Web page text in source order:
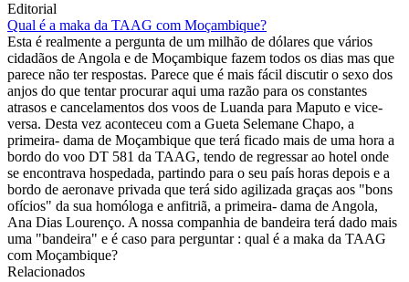
Editorial
Qual é a maka da TAAG com Moçambique?
Esta é realmente a pergunta de um milhão de dólares que vários
cidadãos de Angola e de Moçambique fazem todos os dias mas que
parece não ter respostas. Parece que é mais fácil discutir o sexo dos
anjos do que tentar procurar aqui uma razão para os constantes
atrasos e cancelamentos dos voos de Luanda para Maputo e vice-
versa. Desta vez aconteceu com a Gueta Selemane Chapo, a
primeira- dama de Moçambique que terá ficado mais de uma hora a
bordo do voo DT 581 da TAAG, tendo de regressar ao hotel onde
se encontrava hospedada, partindo para o seu país horas depois e a
bordo de aeronave privada que terá sido agilizada graças aos "bons
ofícios" da sua homóloga e anfitriã, a primeira- dama de Angola,
Ana Dias Lourenço. A nossa companhia de bandeira terá dado mais
uma "bandeira" e é caso para perguntar : qual é a maka da TAAG
com Moçambique?
Relacionados